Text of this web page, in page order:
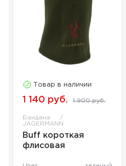
Товар в наличии
1 140 руб. 1 900 руб.
Бандана
JAGERMANN
Buff короткая
флисовая